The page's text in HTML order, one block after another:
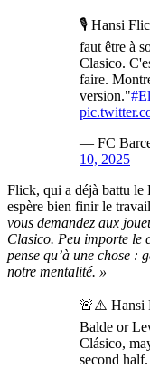
🎙️ Hansi
faut être à
Clasico.
faire.
version."
— FC
10, 2025
Flick, qui a déjà battu le
espère bien finir le
vous demandez aux
Clasico. Peu importe le
pense qu’à une chose :
notre mentalité. »
🚨⚠️ Hansi
Balde or
Clásico,
second